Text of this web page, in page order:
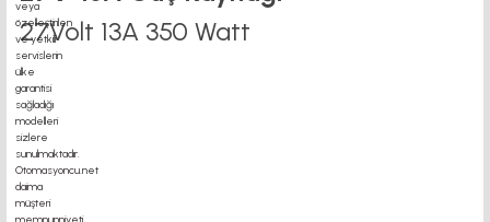
27Volt 13A 350 Watt
motor kaplin fiyatları, sigma profil, 3d yazıcı, kremayer dişli, 45x45 sigma profil,
delta haberleşme kablosu, delta plc fiyat, konveyör bant, kramiyer dişli, mantar
stop, otomatik yağlama sistemleri, rulolu konveyör fiyatları, 12v 50a güç kaynağı,
2kw servo motor, 20x20 sigma profil, 20x20 sigma profil somunu, 22 5 180 sigma
alüminyum, 30*30 profil, 3d printer elektronik kit, 3d printer kit, 3d yazıcı fiyat,
40mm indüksiyonlu mil fiyatı, 40x80 sigma profil, 45x45 sigma profil fiyat, 45x90